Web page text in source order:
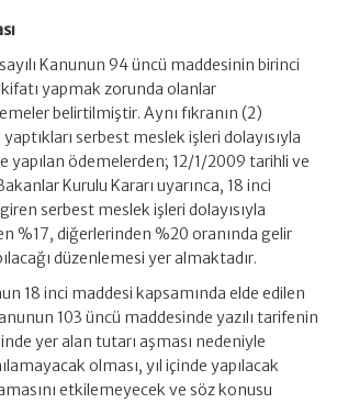
Kanunun 94 üncü maddesinin birinci
yapmak zorunda olanlar
belirtilmiştir. Aynı fıkranın (2)
serbest meslek işleri dolayısıyla
yapılan ödemelerden; 12/1/2009 tarihli ve
Kurulu Kararı uyarınca, 18 inci
serbest meslek işleri dolayısıyla
%17, diğerlerinden %20 oranında gelir
düzenlemesi yer almaktadır.
18 inci maddesi kapsamında elde edilen
103 üncü maddesinde yazılı tarifenin
yer alan tutarı aşması nedeniyle
olması, yıl içinde yapılacak
etkilemeyecek ve söz konusu